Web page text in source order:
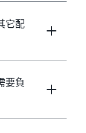
它配
要負